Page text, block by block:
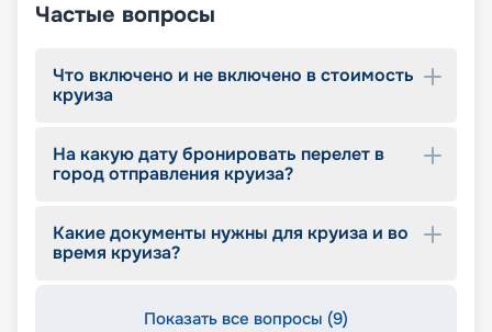
Частые вопросы
Что включено и не включено в стоимость
круиза
На какую дату бронировать перелет в
город отправления круиза?
Какие документы нужны для круиза и во
время круиза?
Показать все вопросы (9)